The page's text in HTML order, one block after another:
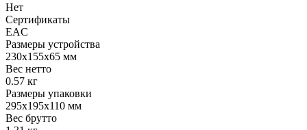
Нет
Сертификаты
EAC
Размеры устройства
230х155х65 мм
Вес нетто
0.57 кг
Размеры упаковки
295х195х110 мм
Вес брутто